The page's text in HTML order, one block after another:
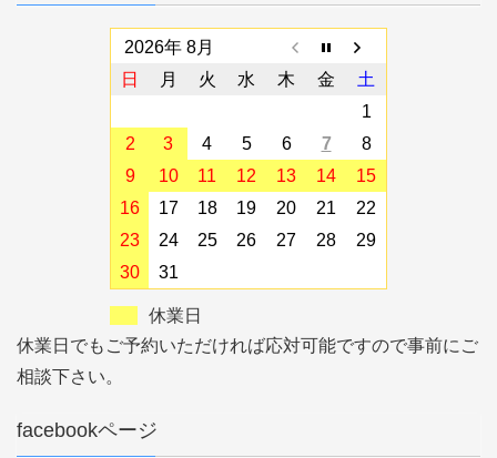
2026年 8月
日
月 火 水 木 金
土
1
2
3 4 5 6 7
8
9
10 11 12 13 14
15
16
17 18 19 20 21
22
23
24 25 26 27 28
29
30
31
休業日
休業日でもご予約いただければ応対可能ですので事前にご
相談下さい。
facebookページ